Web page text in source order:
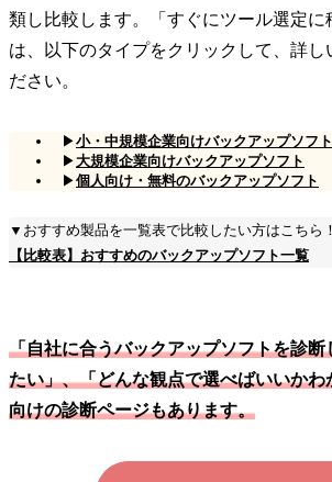
類し比較します。「すぐにツール選定に
は、以下のタイプをクリックして、詳し
ださい。
▶小・中規模企業向けバックアップソフト
▶大規模企業向けバックアップソフト
▶個人向け・無料のバックアップソフト
▼おすすめ製品を一覧表で比較したい方はこちら！
【比較表】おすすめのバックアップソフト一覧
「自社に合うバックアップソフトを診断
たい」、「どんな観点で選べばいいかわ
向けの診断ページもあります。